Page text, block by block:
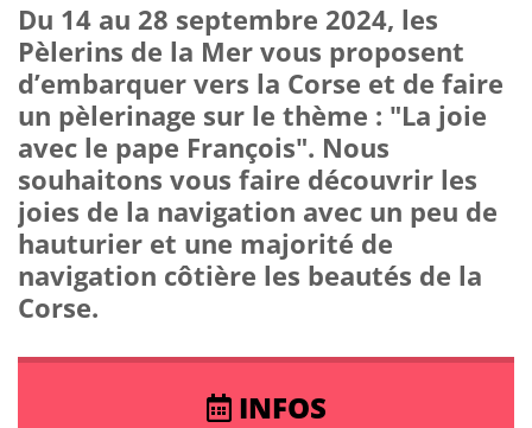
Du 14 au 28 septembre 2024, les
Pèlerins de la Mer vous proposent
d’embarquer vers la Corse et de faire
un pèlerinage sur le thème : "La joie
avec le pape François". Nous
souhaitons vous faire découvrir les
joies de la navigation avec un peu de
hauturier et une majorité de
navigation côtière les beautés de la
Corse.
INFOS